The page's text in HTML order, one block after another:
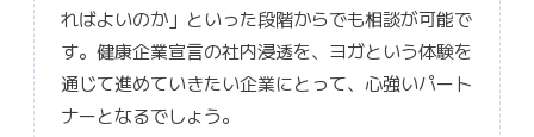
ればよいのか」といった段階からでも相談が可能で
す。健康企業宣言の社内浸透を、ヨガという体験を
通じて進めていきたい企業にとって、心強いパート
ナーとなるでしょう。